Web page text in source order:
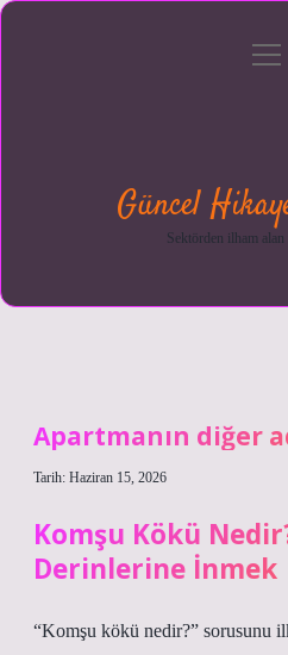
Güncel
Sektörden ilham
Apartmanın diğer
Tarih: Haziran 15, 2026
Komşu Kökü
Derinlerine İnmek
“Komşu kökü nedir?” sorusunu